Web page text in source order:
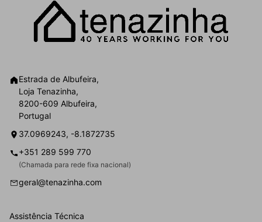
Estrada de Albufeira,
Loja Tenazinha,
8200-609 Albufeira,
Portugal
37.0969243, -8.1872735
+351 289 599 770
(Chamada para rede fixa nacional)
geral@tenazinha.com
Assistência Técnica